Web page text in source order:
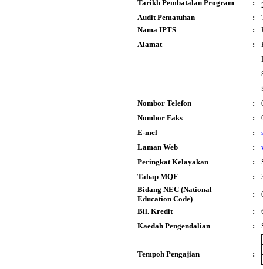
Tarikh Pembatalan Program :
Audit Pematuhan
:
Nama IPTS
:
Alamat
:
Nombor Telefon
:
Nombor Faks
:
E-mel
:
Laman Web
:
Peringkat Kelayakan
:
Tahap MQF
:
Bidang NEC (National
Education Code)
:
Bil. Kredit
:
Kaedah Pengendalian
:
Tempoh Pengajian :